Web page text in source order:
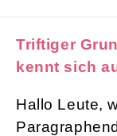
Triftiger
kennt sich
Hallo Leute,